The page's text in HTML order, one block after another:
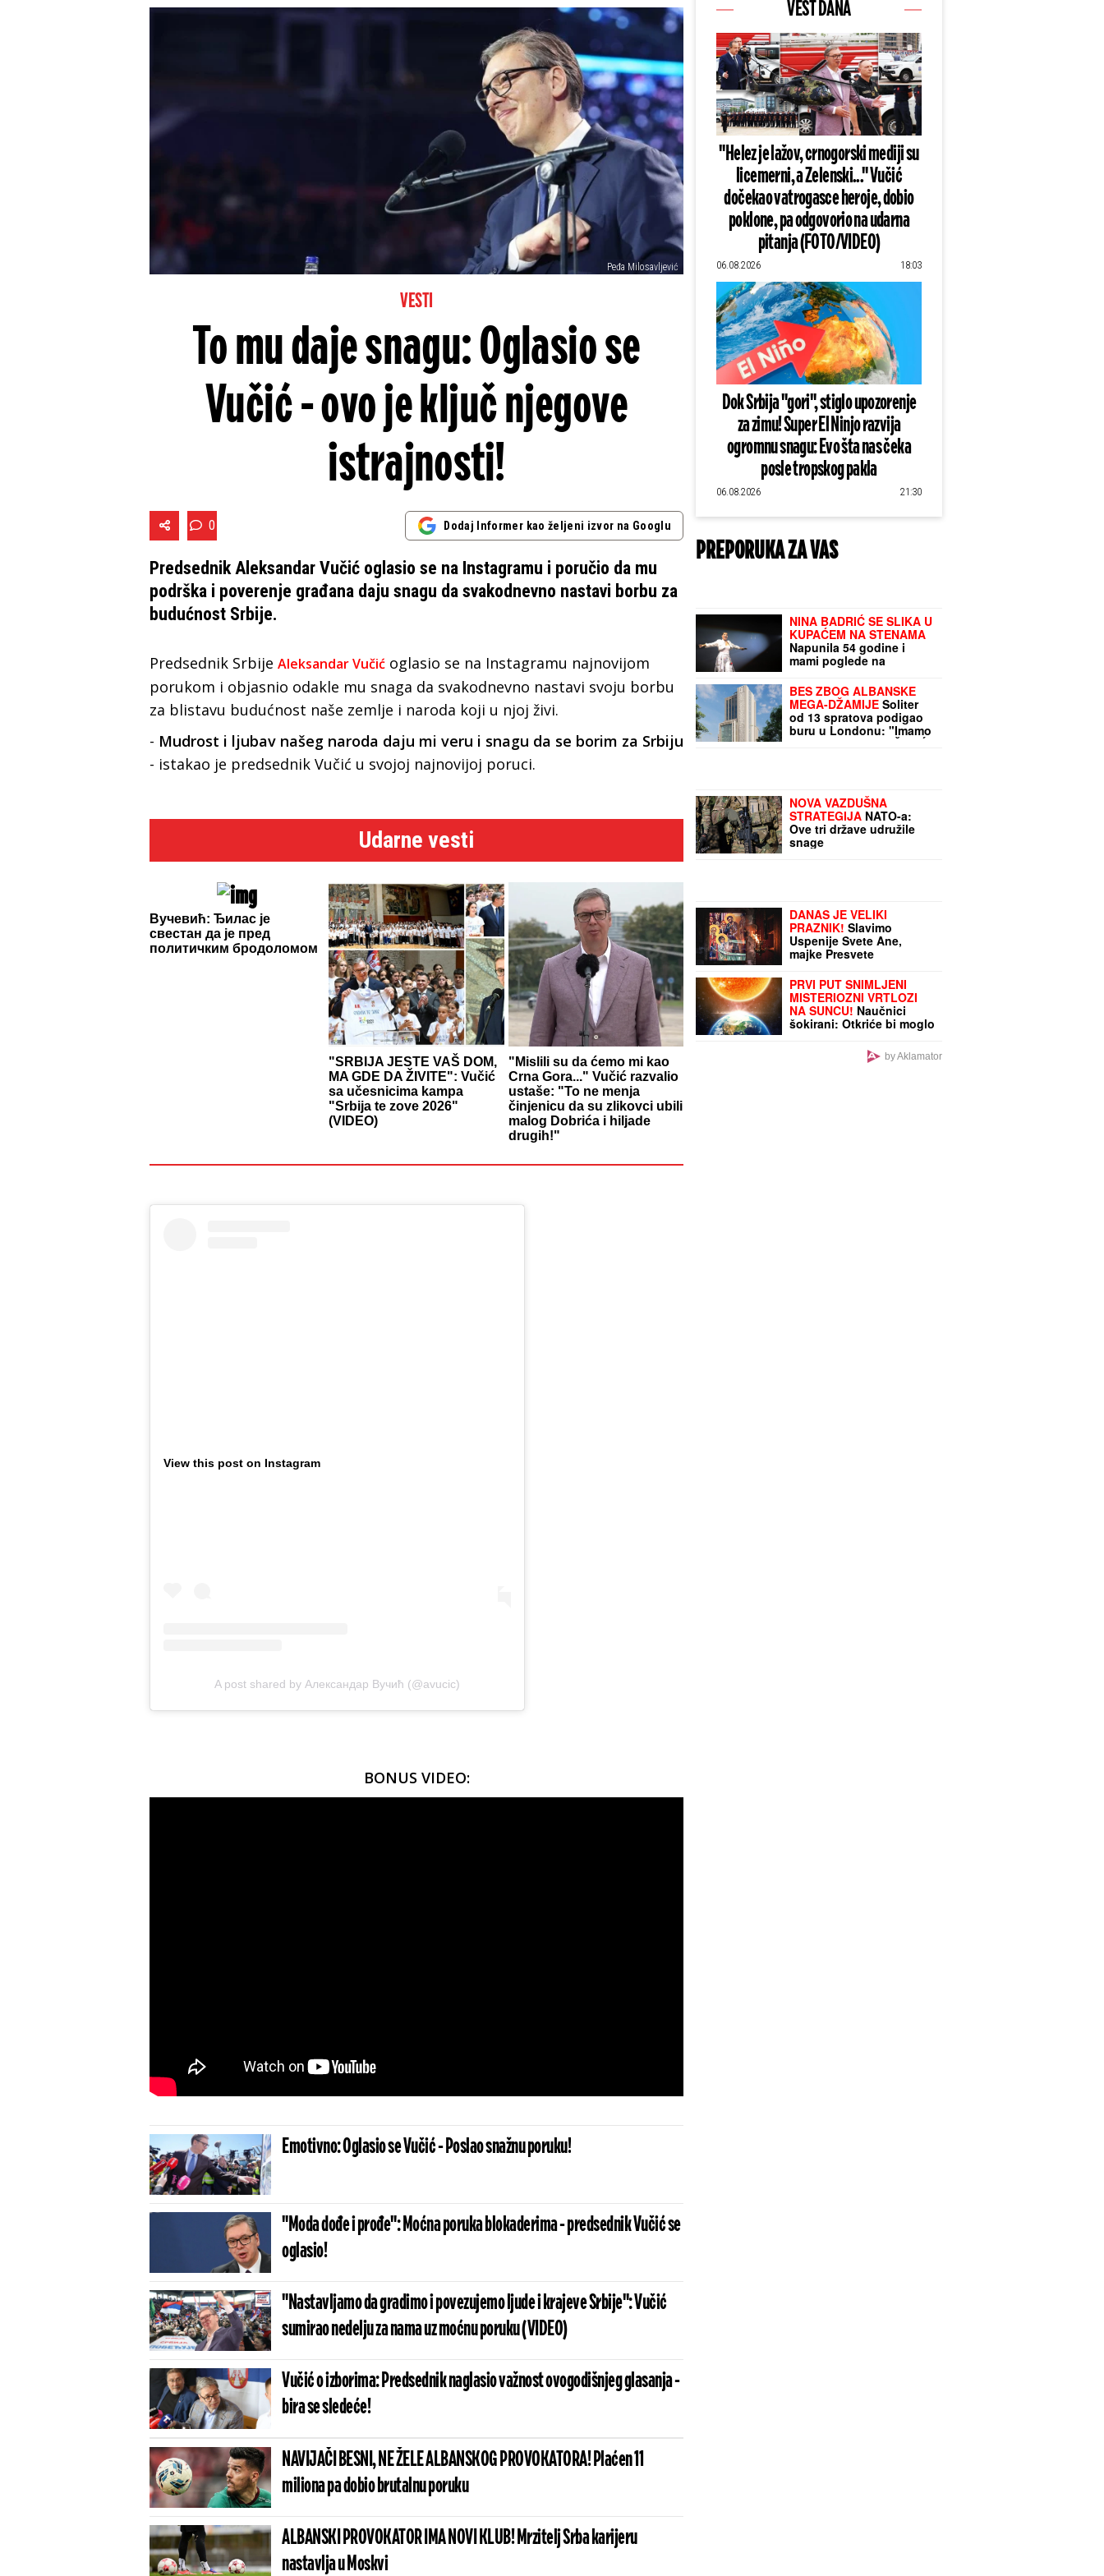
Peđa Milosavljević
VESTI
To mu daje snagu: Oglasio se
Vučić - ovo je ključ njegove
istrajnosti!
0 Dodaj Informer kao željeni izvor na Googlu
Predsednik Aleksandar Vučić oglasio se na Instagramu i poručio da mu
podrška i poverenje građana daju snagu da svakodnevno nastavi borbu za
budućnost Srbije.
Predsednik Srbije Aleksandar Vučić oglasio se na Instagramu najnovijom
porukom i objasnio odakle mu snaga da svakodnevno nastavi svoju borbu
za blistavu budućnost naše zemlje i naroda koji u njoj živi.
- Mudrost i ljubav našeg naroda daju mi veru i snagu da se borim za Srbiju
- istakao je predsednik Vučić u svojoj najnovijoj poruci.
Udarne vesti
Вучевић: Ђилас је
свестан да је пред
политичким бродоломом
"SRBIJA JESTE VAŠ DOM,
MA GDE DA ŽIVITE": Vučić
sa učesnicima kampa
"Srbija te zove 2026"
(VIDEO)
"Mislili su da ćemo mi kao
Crna Gora..." Vučić razvalio
ustaše: "To ne menja
činjenicu da su zlikovci ubili
malog Dobrića i hiljade
drugih!"
View this post on Instagram
A post shared by Александар Вучић (@avucic)
BONUS VIDEO:
Emotivno: Oglasio se Vučić - Poslao snažnu poruku!
"Moda dođe i prođe": Moćna poruka blokaderima - predsednik Vučić se
oglasio!
"Nastavljamo da gradimo i povezujemo ljude i krajeve Srbije": Vučić
sumirao nedelju za nama uz moćnu poruku (VIDEO)
Vučić o izborima: Predsednik naglasio važnost ovogodišnjeg glasanja -
bira se sledeće!
NAVIJAČI BESNI, NE ŽELE ALBANSKOG PROVOKATORA! Plaćen 11
miliona pa dobio brutalnu poruku
ALBANSKI PROVOKATOR IMA NOVI KLUB! Mrzitelj Srba karijeru
nastavlja u Moskvi
VEST DANA
"Helez je lažov, crnogorski mediji su
licemerni, a Zelenski..." Vučić
dočekao vatrogasce heroje, dobio
poklone, pa odgovorio na udarna
pitanja (FOTO/VIDEO)
06.08.2026 18:03
Dok Srbija "gori", stiglo upozorenje
za zimu! Super El Ninjo razvija
ogromnu snagu: Evo šta nas čeka
posle tropskog pakla
06.08.2026 21:30
PREPORUKA ZA VAS
NINA BADRIĆ SE SLIKA U
KUPAĆEM NA STENAMA
Napunila 54 godine i
mami poglede na
čuvenom ostrvu (FOTO)
BES ZBOG ALBANSKE
MEGA-DŽAMIJE Soliter
od 13 spratova podigao
buru u Londonu: "Imamo
ih već 15 u blizini, ŠTA ĆE
NOVA VAZDUŠNA
STRATEGIJA NATO-a:
Ove tri države udružile
snage
DANAS JE VELIKI
PRAZNIK! Slavimo
Uspenije Svete Ane,
majke Presvete
Bogorodice!
PRVI PUT SNIMLJENI
MISTERIOZNI VRTLOZI
NA SUNCU! Naučnici
šokirani: Otkriće bi moglo
katastrofalnih posledica
by Aklamator